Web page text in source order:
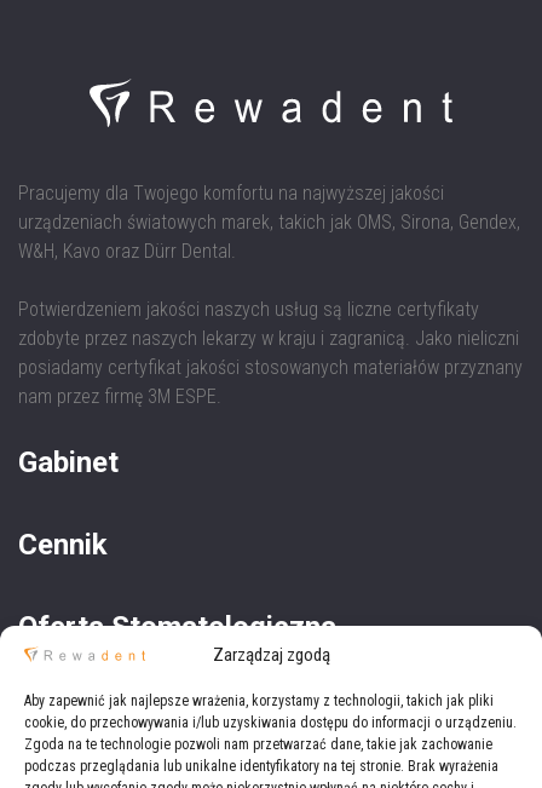
Zarządzaj zgodą
Aby zapewnić jak najlepsze wrażenia, korzystamy z technologii, takich jak pliki
cookie, do przechowywania i/lub uzyskiwania dostępu do informacji o urządzeniu.
Zgoda na te technologie pozwoli nam przetwarzać dane, takie jak zachowanie
podczas przeglądania lub unikalne identyfikatory na tej stronie. Brak wyrażenia
Pracujemy dla Twojego komfortu na najwyższej jakości
urządzeniach światowych marek, takich jak OMS, Sirona, Gendex,
W&H, Kavo oraz Dürr Dental.
Potwierdzeniem jakości naszych usług są liczne certyfikaty
zdobyte przez naszych lekarzy w kraju i zagranicą. Jako nieliczni
posiadamy certyfikat jakości stosowanych materiałów przyznany
nam przez firmę 3M ESPE.
Gabinet
Cennik
Oferta Stomatologiczna
Oferta Medyczna